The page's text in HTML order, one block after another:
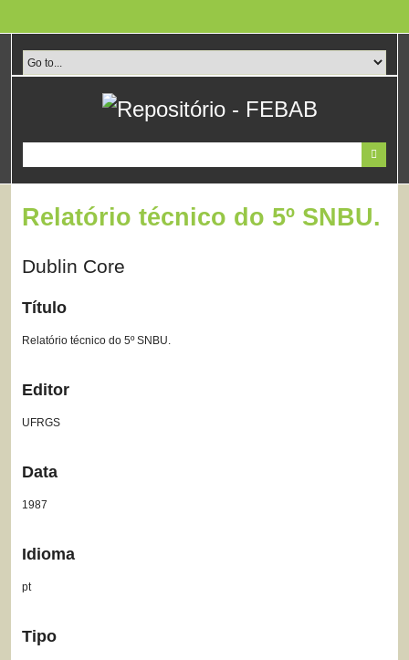
conteúdo
principal
Relatório técnico do 5º SNBU.
Dublin Core
Título
Relatório técnico do 5º SNBU.
Editor
UFRGS
Data
1987
Idioma
pt
Tipo